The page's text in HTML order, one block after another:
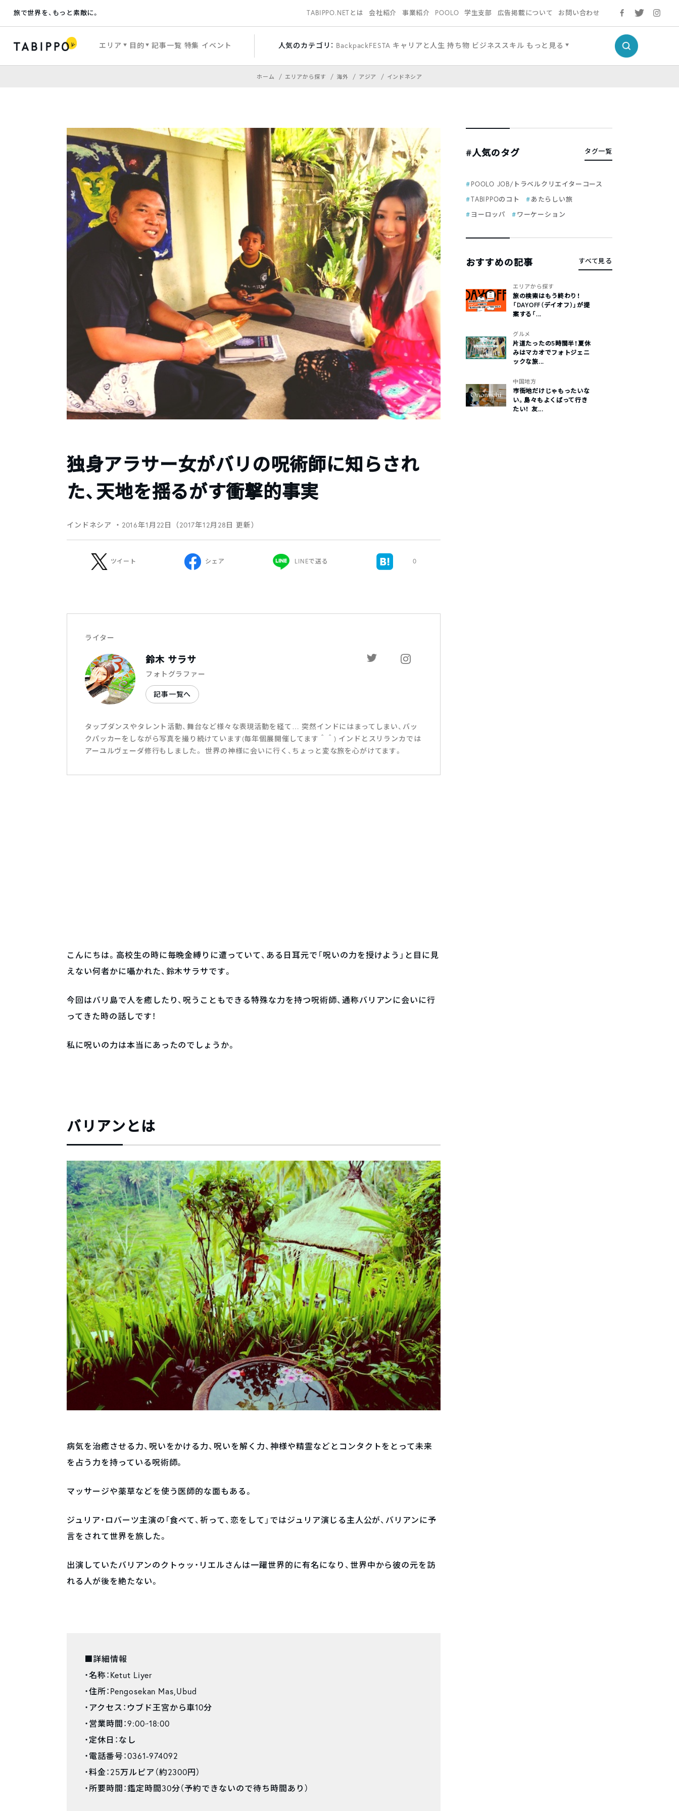
旅で世界を、もっと素敵に。 TABIPPO.NETとは 会社紹介 事業紹介 POOLO 学生支部 広告掲載について お問い合わせ
エリア 目的 記事一覧 特集 イベント 人気のカテゴリ： BackpackFESTA キャリアと人生 持ち物 ビジネススキル もっと見る
ホーム エリアから探す 海外 アジア インドネシア
独身アラサー女がバリの呪術師に知らされ
た、天地を揺るがす衝撃的事実
インドネシア ・2016年1月22日（2017年12月28日 更新）
ツイート シェア LINEで送る 0
ライター
鈴木 サラサ
フォトグラファー
記事一覧へ
タップダンスやタレント活動、舞台など様々な表現活動を経て… 突然インドにはまってしまい、バッ
クパッカーをしながら写真を撮り続けています(毎年個展開催してます＾＾) インドとスリランカでは
アーユルヴェーダ修行もしました。 世界の神様に会いに行く、ちょっと変な旅を心がけてます。
こんにちは。高校生の時に毎晩金縛りに遭っていて、ある日耳元で「呪いの力を授けよう」と目に見
えない何者かに囁かれた、鈴木サラサです。
今回はバリ島で人を癒したり、呪うこともできる特殊な力を持つ呪術師、通称バリアンに会いに行
ってきた時の話しです！
私に呪いの力は本当にあったのでしょうか。
バリアンとは
病気を治癒させる力、呪いをかける力、呪いを解く力、神様や精霊などとコンタクトをとって未来
を占う力を持っている呪術師。
マッサージや薬草などを使う医師的な面もある。
ジュリア・ロバーツ主演の「食べて、祈って、恋をして」ではジュリア演じる主人公が、バリアンに予
言をされて世界を旅した。
出演していたバリアンのクトゥッ・リエルさんは一躍世界的に有名になり、世界中から彼の元を訪
れる人が後を絶たない。
■詳細情報
・名称：Ketut Liyer
・住所：Pengosekan Mas,Ubud
・アクセス：ウブド王宮から車10分
・営業時間：9:00~18:00
・定休日：なし
・電話番号：0361-974092
・料金：25万ルピア（約2300円）
・所要時間：鑑定時間30分（予約できないので待ち時間あり）
#人気のタグ タグ一覧
POOLO JOB/トラベルクリエイターコース
TABIPPOのコト
あたらしい旅
ヨーロッパ
ワーケーション
おすすめの記事 すべて見る
エリアから探す
旅の検索はもう終わり！
「DAYOFF（デイオフ）」が提
案する「...
グルメ
片道たったの5時間半！夏休
みはマカオでフォトジェニ
ックな旅...
中国地方
市街地だけじゃもったいな
い。島々もよくばって行き
たい！ 友...